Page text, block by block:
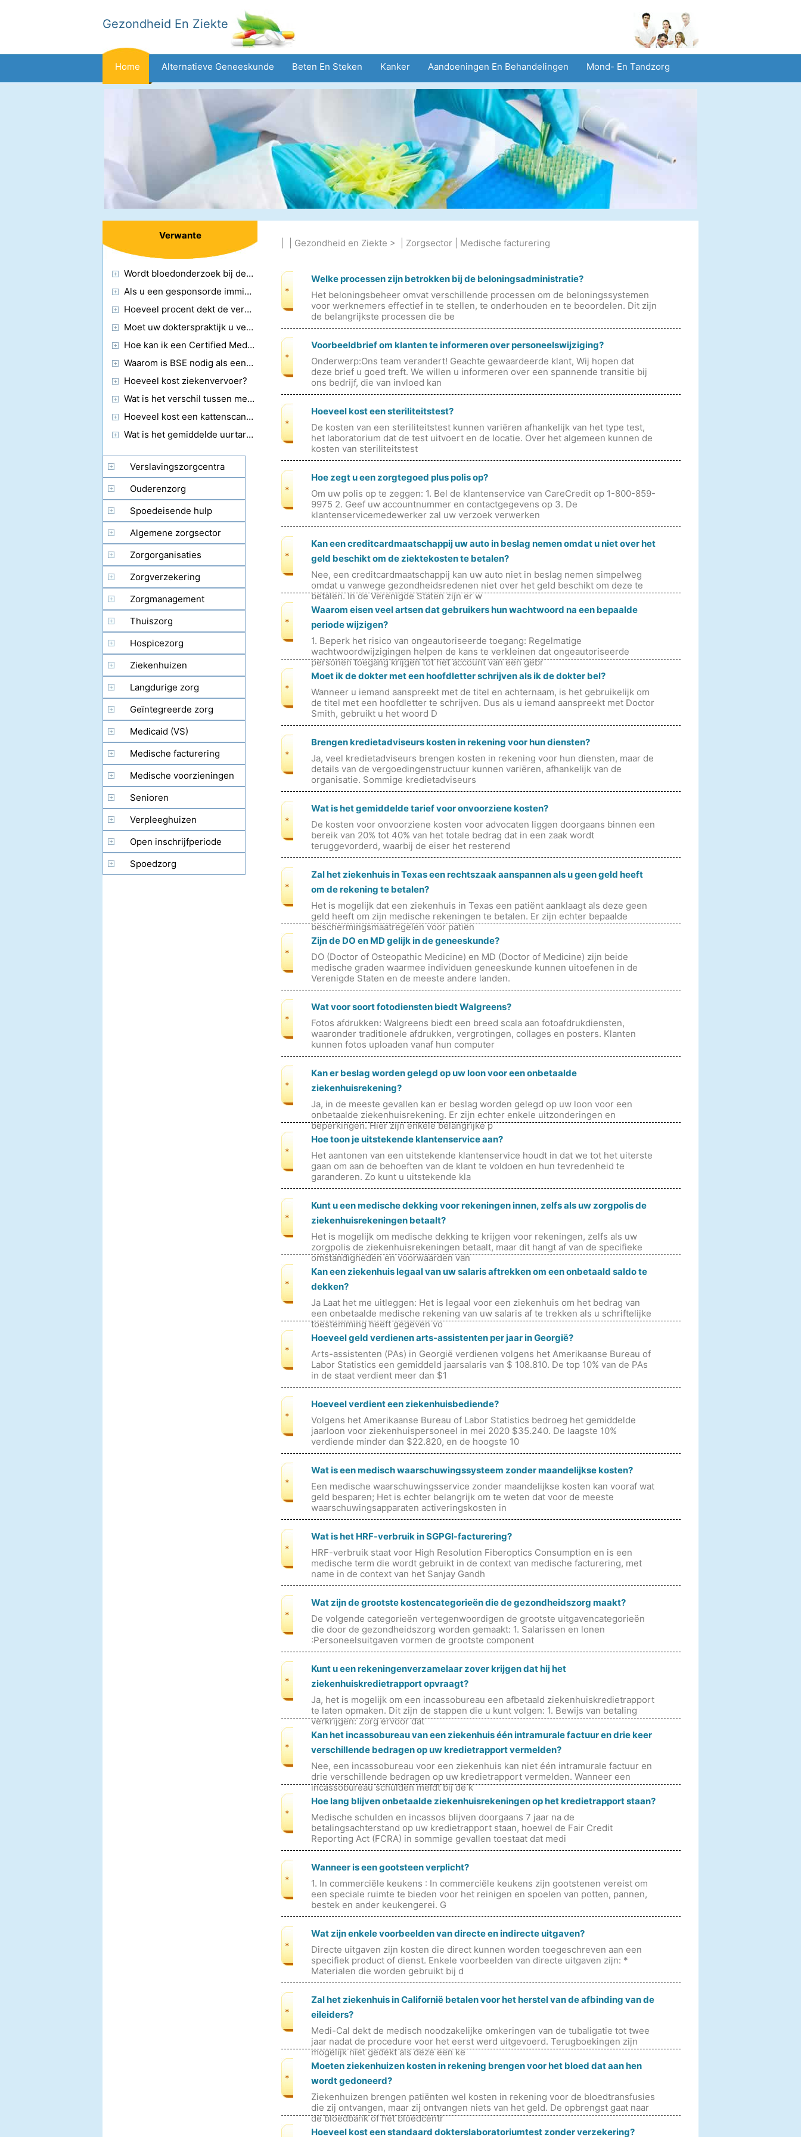
Gezondheid En Ziekte
Home Alternatieve Geneeskunde Beten En Steken Kanker Aandoeningen En Behandelingen Mond- En Tandzorg
Gezinsgezondheid Geestelijke Gezondheid Volksgezondheid En Veiligheid
Gezondheid en Ziekte > | Zorgsector Medische facturering
*
Welke processen zijn betrokken bij de beloningsadministratie?
Het beloningsbeheer omvat verschillende processen om de beloningssystemen
voor werknemers effectief in te stellen, te onderhouden en te beoordelen. Dit zijn
de belangrijkste processen die be
*
Voorbeeldbrief om klanten te informeren over personeelswijziging?
Onderwerp:Ons team verandert! Geachte gewaardeerde klant, Wij hopen dat
deze brief u goed treft. We willen u informeren over een spannende transitie bij
ons bedrijf, die van invloed kan
*
Hoeveel kost een steriliteitstest?
De kosten van een steriliteitstest kunnen variëren afhankelijk van het type test,
het laboratorium dat de test uitvoert en de locatie. Over het algemeen kunnen de
kosten van steriliteitstest
*
Hoe zegt u een zorgtegoed plus polis op?
Om uw polis op te zeggen: 1. Bel de klantenservice van CareCredit op 1-800-859-
9975 2. Geef uw accountnummer en contactgegevens op 3. De
klantenservicemedewerker zal uw verzoek verwerken
*
Kan een creditcardmaatschappij uw auto in beslag nemen omdat u niet over het
geld beschikt om de ziektekosten te betalen?
Nee, een creditcardmaatschappij kan uw auto niet in beslag nemen simpelweg
omdat u vanwege gezondheidsredenen niet over het geld beschikt om deze te
betalen. In de Verenigde Staten zijn er w
*
Waarom eisen veel artsen dat gebruikers hun wachtwoord na een bepaalde
periode wijzigen?
1. Beperk het risico van ongeautoriseerde toegang: Regelmatige
wachtwoordwijzigingen helpen de kans te verkleinen dat ongeautoriseerde
personen toegang krijgen tot het account van een gebr
*
Moet ik de dokter met een hoofdletter schrijven als ik de dokter bel?
Wanneer u iemand aanspreekt met de titel en achternaam, is het gebruikelijk om
de titel met een hoofdletter te schrijven. Dus als u iemand aanspreekt met Doctor
Smith, gebruikt u het woord D
*
Brengen kredietadviseurs kosten in rekening voor hun diensten?
Ja, veel kredietadviseurs brengen kosten in rekening voor hun diensten, maar de
details van de vergoedingenstructuur kunnen variëren, afhankelijk van de
organisatie. Sommige kredietadviseurs
*
Wat is het gemiddelde tarief voor onvoorziene kosten?
De kosten voor onvoorziene kosten voor advocaten liggen doorgaans binnen een
bereik van 20% tot 40% van het totale bedrag dat in een zaak wordt
teruggevorderd, waarbij de eiser het resterend
*
Zal het ziekenhuis in Texas een rechtszaak aanspannen als u geen geld heeft
om de rekening te betalen?
Het is mogelijk dat een ziekenhuis in Texas een patiënt aanklaagt als deze geen
geld heeft om zijn medische rekeningen te betalen. Er zijn echter bepaalde
beschermingsmaatregelen voor patiën
*
Zijn de DO en MD gelijk in de geneeskunde?
DO (Doctor of Osteopathic Medicine) en MD (Doctor of Medicine) zijn beide
medische graden waarmee individuen geneeskunde kunnen uitoefenen in de
Verenigde Staten en de meeste andere landen.
*
Wat voor soort fotodiensten biedt Walgreens?
Fotos afdrukken: Walgreens biedt een breed scala aan fotoafdrukdiensten,
waaronder traditionele afdrukken, vergrotingen, collages en posters. Klanten
kunnen fotos uploaden vanaf hun computer
*
Kan er beslag worden gelegd op uw loon voor een onbetaalde
ziekenhuisrekening?
Ja, in de meeste gevallen kan er beslag worden gelegd op uw loon voor een
onbetaalde ziekenhuisrekening. Er zijn echter enkele uitzonderingen en
beperkingen. Hier zijn enkele belangrijke p
*
Hoe toon je uitstekende klantenservice aan?
Het aantonen van een uitstekende klantenservice houdt in dat we tot het uiterste
gaan om aan de behoeften van de klant te voldoen en hun tevredenheid te
garanderen. Zo kunt u uitstekende kla
*
Kunt u een medische dekking voor rekeningen innen, zelfs als uw zorgpolis de
ziekenhuisrekeningen betaalt?
Het is mogelijk om medische dekking te krijgen voor rekeningen, zelfs als uw
zorgpolis de ziekenhuisrekeningen betaalt, maar dit hangt af van de specifieke
omstandigheden en voorwaarden van
*
Kan een ziekenhuis legaal van uw salaris aftrekken om een ​​onbetaald saldo te
dekken?
Ja Laat het me uitleggen: Het is legaal voor een ziekenhuis om het bedrag van
een onbetaalde medische rekening van uw salaris af te trekken als u schriftelijke
toestemming heeft gegeven vo
*
Hoeveel geld verdienen arts-assistenten per jaar in Georgië?
Arts-assistenten (PAs) in Georgië verdienen volgens het Amerikaanse Bureau of
Labor Statistics een gemiddeld jaarsalaris van $ 108.810. De top 10% van de PAs
in de staat verdient meer dan $1
*
Hoeveel verdient een ziekenhuisbediende?
Volgens het Amerikaanse Bureau of Labor Statistics bedroeg het gemiddelde
jaarloon voor ziekenhuispersoneel in mei 2020 $35.240. De laagste 10%
verdiende minder dan $22.820, en de hoogste 10
*
Wat is een medisch waarschuwingssysteem zonder maandelijkse kosten?
Een medische waarschuwingsservice zonder maandelijkse kosten kan vooraf wat
geld besparen; Het is echter belangrijk om te weten dat voor de meeste
waarschuwingsapparaten activeringskosten in
*
Wat is het HRF-verbruik in SGPGI-facturering?
HRF-verbruik staat voor High Resolution Fiberoptics Consumption en is een
medische term die wordt gebruikt in de context van medische facturering, met
name in de context van het Sanjay Gandh
*
Wat zijn de grootste kostencategorieën die de gezondheidszorg maakt?
De volgende categorieën vertegenwoordigen de grootste uitgavencategorieën
die door de gezondheidszorg worden gemaakt: 1. Salarissen en lonen
:Personeelsuitgaven vormen de grootste component
*
Kunt u een rekeningenverzamelaar zover krijgen dat hij het
ziekenhuiskredietrapport opvraagt?
Ja, het is mogelijk om een ​​incassobureau een afbetaald ziekenhuiskredietrapport
te laten opmaken. Dit zijn de stappen die u kunt volgen: 1. Bewijs van betaling
verkrijgen: Zorg ervoor dat
*
Kan het incassobureau van een ziekenhuis één intramurale factuur en drie keer
verschillende bedragen op uw kredietrapport vermelden?
Nee, een incassobureau voor een ziekenhuis kan niet één intramurale factuur en
drie verschillende bedragen op uw kredietrapport vermelden. Wanneer een
incassobureau schulden meldt bij de k
*
Hoe lang blijven onbetaalde ziekenhuisrekeningen op het kredietrapport staan?
Medische schulden en incassos blijven doorgaans 7 jaar na de
betalingsachterstand op uw kredietrapport staan, hoewel de Fair Credit
Reporting Act (FCRA) in sommige gevallen toestaat dat medi
*
Wanneer is een gootsteen verplicht?
1. In commerciële keukens : In commerciële keukens zijn gootstenen vereist om
een ​​speciale ruimte te bieden voor het reinigen en spoelen van potten, pannen,
bestek en ander keukengerei. G
*
Wat zijn enkele voorbeelden van directe en indirecte uitgaven?
Directe uitgaven zijn kosten die direct kunnen worden toegeschreven aan een
specifiek product of dienst. Enkele voorbeelden van directe uitgaven zijn: *
Materialen die worden gebruikt bij d
*
Zal het ziekenhuis in Californië betalen voor het herstel van de afbinding van de
eileiders?
Medi-Cal dekt de medisch noodzakelijke omkeringen van de tubaligatie tot twee
jaar nadat de procedure voor het eerst werd uitgevoerd. Terugboekingen zijn
mogelijk niet gedekt als deze een ke
*
Moeten ziekenhuizen kosten in rekening brengen voor het bloed dat aan hen
wordt gedoneerd?
Ziekenhuizen brengen patiënten wel kosten in rekening voor de bloedtransfusies
die zij ontvangen, maar zij ontvangen niets van het geld. De opbrengst gaat naar
de bloedbank of het bloedcentr
Hoeveel kost een standaard dokterslaboratoriumtest zonder verzekering?
Verwante
Wordt bloedonderzoek bij de dokter als een poliklinische procedure beschouwd?
Als u een gesponsorde immigrant bent, is uw sponsor dan verantwoordelijk voor de ziekenhuisrekeningen?
Hoeveel procent dekt de verzekering van een medische rekening?
Moet uw dokterspraktijk u vertellen dat u een laboratoriumrapport kunt verwachten?
Hoe kan ik een Certified Medical Biller Word
Waarom is BSE nodig als een patiënt jaarlijks een artsonderzoek moet ondergaan?
Hoeveel kost ziekenvervoer?
Wat is het verschil tussen medische facturering en het coderen van een transcriptie?
Hoeveel kost een kattenscanmachine?
Wat is het gemiddelde uurtarief voor doktersassistenten?
Verslavingszorgcentra
Ouderenzorg
Spoedeisende hulp
Algemene zorgsector
Zorgorganisaties
Zorgverzekering
Zorgmanagement
Thuiszorg
Hospicezorg
Ziekenhuizen
Langdurige zorg
Geïntegreerde zorg
(managed care)
Medicaid (VS)
Medische facturering
Medische voorzieningen
Senioren
Verpleeghuizen
Open inschrijfperiode
(OEP)
Spoedzorg